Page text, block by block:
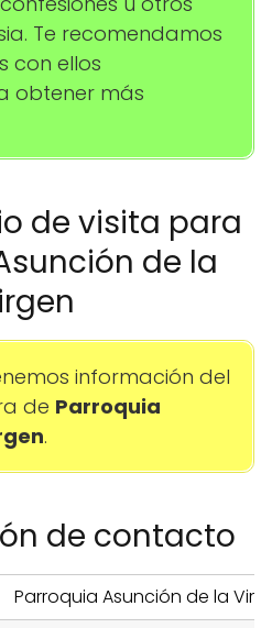
Te recomendamos
con ellos
obtener más
de visita para
de la
información del
de Parroquia
.
de contacto
Parroquia Asunción de la